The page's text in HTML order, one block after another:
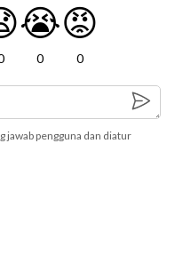
😭
0
😡
0
jawab pengguna dan diatur